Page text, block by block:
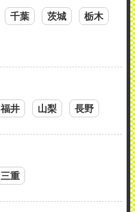
千葉 茨城 栃木
福井 山梨 長野
三重